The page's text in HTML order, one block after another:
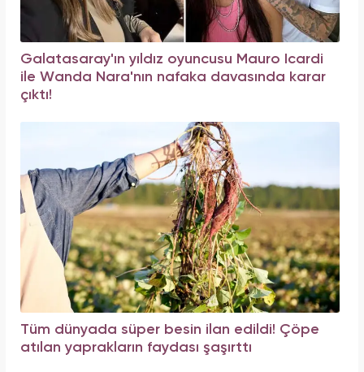
Galatasaray'ın yıldız oyuncusu Mauro Icardi
ile Wanda Nara'nın nafaka davasında karar
çıktı!
Tüm dünyada süper besin ilan edildi! Çöpe
atılan yaprakların faydası şaşırttı